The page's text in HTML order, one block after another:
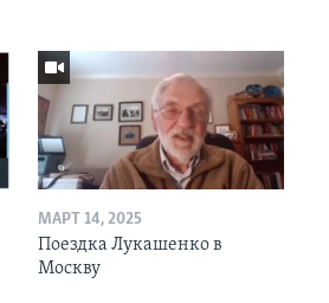
МАРТ 14, 2025
Поездка Лукашенко в
Москву